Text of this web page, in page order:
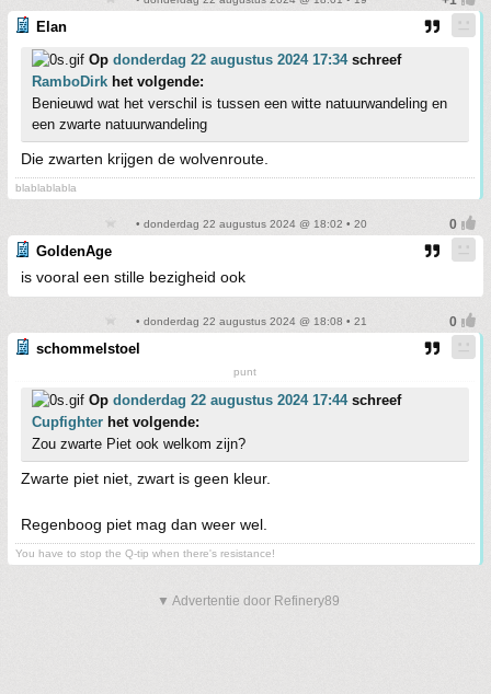
Elan
Op donderdag 22 augustus 2024 17:34schreef
RamboDirk het volgende:
Benieuwd wat het verschil is tussen een witte natuurwandeling en
een zwarte natuurwandeling
Die zwarten krijgen de wolvenroute.
blablablabla
• donderdag 22 augustus 2024 @ 18:02 • 20
GoldenAge
is vooral een stille bezigheid ook
• donderdag 22 augustus 2024 @ 18:08 • 21
schommelstoel
punt
Op donderdag 22 augustus 2024 17:44schreef
Cupfighter het volgende:
Zou zwarte Piet ook welkom zijn?
Zwarte piet niet, zwart is geen kleur.
Regenboog piet mag dan weer wel.
You have to stop the Q-tip when there's resistance!
▼ Advertentie door Refinery89